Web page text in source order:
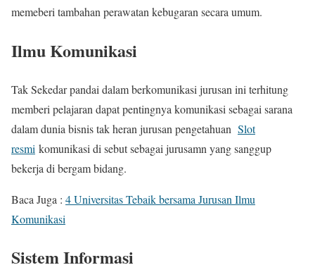
memeberi tambahan perawatan kebugaran secara umum.
Ilmu Komunikasi
Tak Sekedar pandai dalam berkomunikasi jurusan ini terhitung
memberi pelajaran dapat pentingnya komunikasi sebagai sarana
dalam dunia bisnis tak heran jurusan pengetahuan Slot
resmi komunikasi di sebut sebagai jurusamn yang sanggup
bekerja di bergam bidang.
Baca Juga : 4 Universitas Tebaik bersama Jurusan Ilmu
Komunikasi
Sistem Informasi